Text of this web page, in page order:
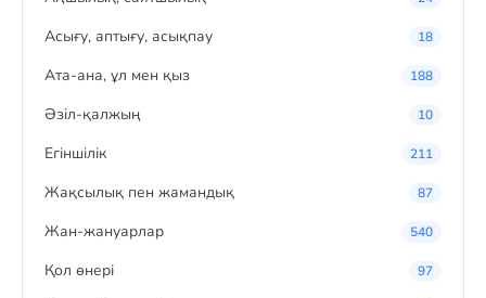
Асығу, аптығу, асықпау 18
Ата-ана, ұл мен қыз 188
Әзіл-қалжың 10
Егіншілік 211
Жақсылық пен жамандық 87
Жан-жануарлар 540
Қол өнері 97